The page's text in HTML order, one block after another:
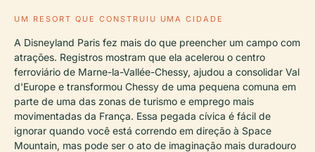
UM RESORT QUE CONSTRUIU UMA CIDADE
A Disneyland Paris fez mais do que preencher um campo com
atrações. Registros mostram que ela acelerou o centro
ferroviário de Marne-la-Vallée-Chessy, ajudou a consolidar Val
d'Europe e transformou Chessy de uma pequena comuna em
parte de uma das zonas de turismo e emprego mais
movimentadas da França. Essa pegada cívica é fácil de
ignorar quando você está correndo em direção à Space
Mountain, mas pode ser o ato de imaginação mais duradouro